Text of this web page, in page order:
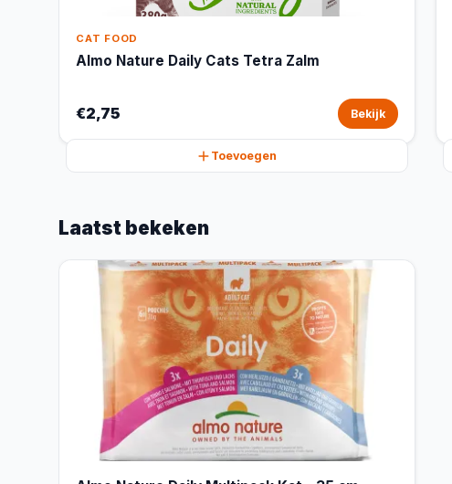
CAT FOOD
Almo Nature Daily Cats Tetra Zalm
€2,75 Bekijk
Toevoegen
Laatst bekeken